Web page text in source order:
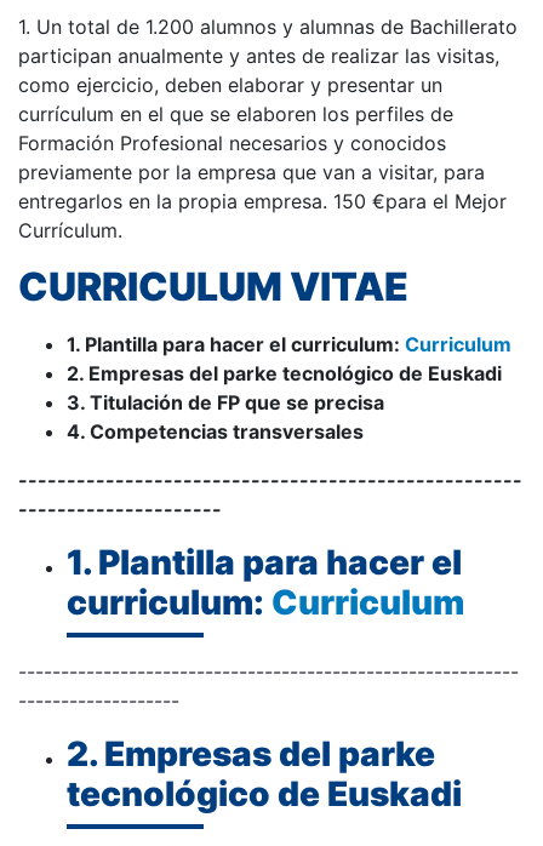
1. Un total de 1.200 alumnos y alumnas de Bachillerato
participan anualmente y antes de realizar las visitas,
como ejercicio, deben elaborar y presentar un
currículum en el que se elaboren los perfiles de
Formación Profesional necesarios y conocidos
previamente por la empresa que van a visitar, para
entregarlos en la propia empresa. 150 €para el Mejor
Currículum.
CURRICULUM VITAE
1. Plantilla para hacer el curriculum: Curriculum
2. Empresas del parke tecnológico de Euskadi
3. Titulación de FP que se precisa
4. Competencias transversales
----------------------------------------------------
---------------------
1. Plantilla para hacer el
curriculum: Curriculum
-----------------------------------------------------------
-------------------
2. Empresas del parke
tecnológico de Euskadi